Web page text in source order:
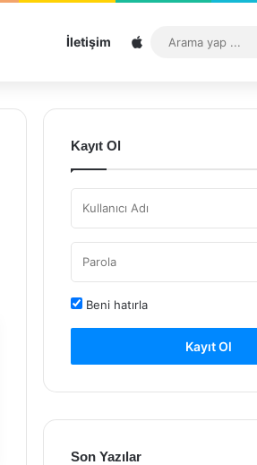
İletişim Sitemap
Kayıt Ol
Beni hatırla
Kayıt Ol
Son Yazılar